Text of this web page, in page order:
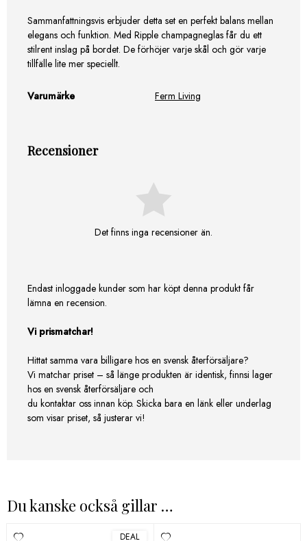
Sammanfattningsvis erbjuder detta set en perfekt balans mellan
elegans och funktion. Med Ripple champagneglas får du ett
stilrent inslag på bordet. De förhöjer varje skål och gör varje
tillfälle lite mer speciellt.
Varumärke Ferm Living
Recensioner
Det finns inga recensioner än.
Endast inloggade kunder som har köpt denna produkt får
lämna en recension.
Vi prismatchar!
Hittat samma vara billigare hos en svensk återförsäljare?
Vi matchar priset – så länge produkten är identisk, finnsi lager
hos en svensk återförsäljare och
du kontaktar oss innan köp. Skicka bara en länk eller underlag
som visar priset, så justerar vi!
Du kanske också gillar …
DEAL